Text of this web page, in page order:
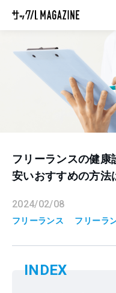
フリーランスの健
安いおすすめの方法
2024/02/08
フリーランス フリーラ
INDEX